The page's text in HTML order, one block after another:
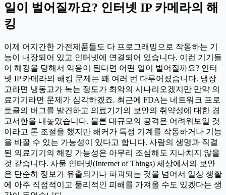
일이 벌어질까요? 인터넷 IP 카메라의 해
킹
이제 어지간한 가전제품들도 다 프로그래밍으로 작동하는 기
능이 내장되어 있고 인터넷에 연결되어 있습니다. 이런 기기들
이 해킹을 당해서 악용이 된다면 어떤 일이 벌어질까요? 인터
넷 IP 카메라의 해킹 문제는 꽤 여러 번 다루어졌습니다. 냉장
고라면 냉동고가 녹는 정도가 최악의 시나리오겠지만 만약 의
료기기라면 문제가 심각하겠죠. 최근에 FDA는 네트워크 프로
토콜의 버그를 발견하고 의료기기의 보안의 취약성에 대한 경
고서한을 내놓았습니다. 물론 대규모의 공격은 어려워보일 것
이라고 톤 조절을 했지만 해커가 특정 기계를 작동하거나 기능
을 바꿀 수 있는 가능성이 있다고 합니다. 사람의 생명과 직결
된 의료기기의 해킹 가능성은 아무리 조심해도 지나치지 않을
것 같습니다. 사물 인터넷(Internet of Things) 세상에서의 보안
은 단순히 정보가 유출되거나 파괴되는 것을 넘어서 일상 생활
에 아주 직접적이고 물리적인 피해를 가져올 수도 있겠다는 생